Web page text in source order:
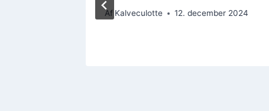
Af Kalveculotte 12. december 2024